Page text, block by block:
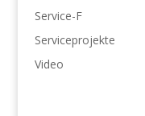
Service-F
Serviceprojekte
Video